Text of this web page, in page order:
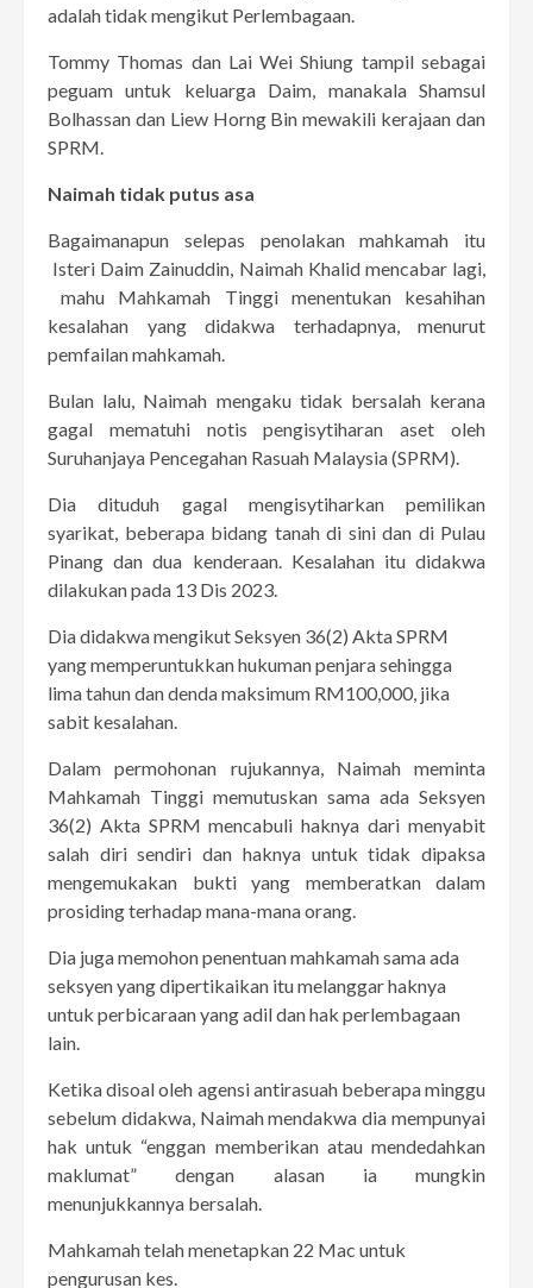
adalah tidak mengikut Perlembagaan.
Tommy Thomas dan Lai Wei Shiung tampil sebagai
peguam untuk keluarga Daim, manakala Shamsul
Bolhassan dan Liew Horng Bin mewakili kerajaan dan
SPRM.
Naimah tidak putus asa
Bagaimanapun selepas penolakan mahkamah itu
Isteri Daim Zainuddin, Naimah Khalid mencabar lagi,
mahu Mahkamah Tinggi menentukan kesahihan
kesalahan yang didakwa terhadapnya, menurut
pemfailan mahkamah.
Bulan lalu, Naimah mengaku tidak bersalah kerana
gagal mematuhi notis pengisytiharan aset oleh
Suruhanjaya Pencegahan Rasuah Malaysia (SPRM).
Dia dituduh gagal mengisytiharkan pemilikan
syarikat, beberapa bidang tanah di sini dan di Pulau
Pinang dan dua kenderaan. Kesalahan itu didakwa
dilakukan pada 13 Dis 2023.
Dia didakwa mengikut Seksyen 36(2) Akta SPRM
yang memperuntukkan hukuman penjara sehingga
lima tahun dan denda maksimum RM100,000, jika
sabit kesalahan.
Dalam permohonan rujukannya, Naimah meminta
Mahkamah Tinggi memutuskan sama ada Seksyen
36(2) Akta SPRM mencabuli haknya dari menyabit
salah diri sendiri dan haknya untuk tidak dipaksa
mengemukakan bukti yang memberatkan dalam
prosiding terhadap mana-mana orang.
Dia juga memohon penentuan mahkamah sama ada
seksyen yang dipertikaikan itu melanggar haknya
untuk perbicaraan yang adil dan hak perlembagaan
lain.
Ketika disoal oleh agensi antirasuah beberapa minggu
sebelum didakwa, Naimah mendakwa dia mempunyai
hak untuk “enggan memberikan atau mendedahkan
maklumat” dengan alasan ia mungkin
menunjukkannya bersalah.
Mahkamah telah menetapkan 22 Mac untuk
pengurusan kes.